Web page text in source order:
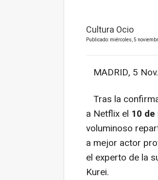
Cultura Ocio
Publicado: miércoles, 5
MADRID, 5
Tras la
a Netflix el 10
voluminoso
a mejor actor
el experto de la
Kurei.